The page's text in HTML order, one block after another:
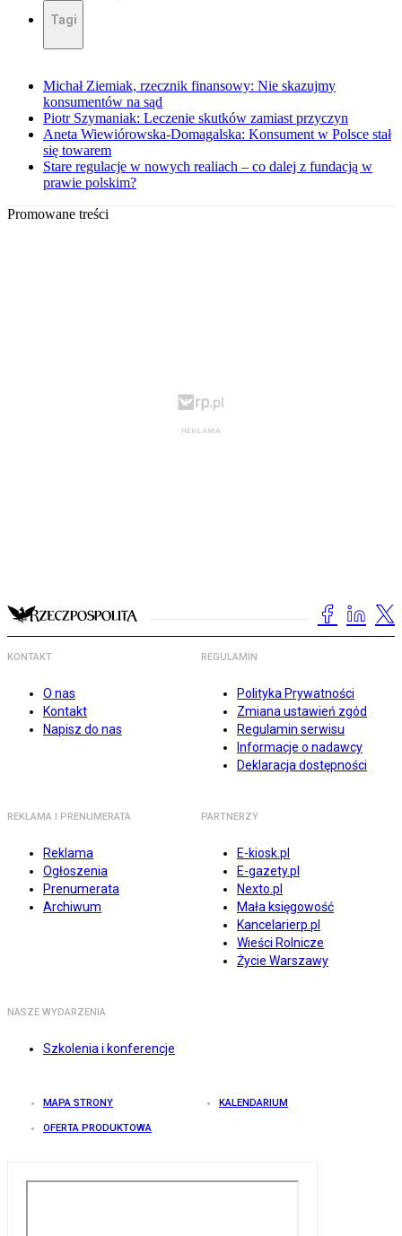
Tagi
Michał Ziemiak, rzecznik finansowy: Nie skazujmy
konsumentów na sąd
Piotr Szymaniak: Leczenie skutków zamiast przyczyn
Aneta Wiewiórowska-Domagalska: Konsument w Polsce stał
się towarem
Stare regulacje w nowych realiach – co dalej z fundacją w
prawie polskim?
Promowane treści
KONTAKT
O nas
Kontakt
Napisz do nas
REGULAMIN
Polityka Prywatności
Zmiana ustawień zgód
Regulamin serwisu
Informacje o nadawcy
Deklaracja dostępności
REKLAMA I PRENUMERATA
Reklama
Ogłoszenia
Prenumerata
Archiwum
PARTNERZY
E-kiosk.pl
E-gazety.pl
Nexto.pl
Mała księgowość
Kancelarierp.pl
Wieści Rolnicze
Życie Warszawy
NASZE WYDARZENIA
Szkolenia i konferencje
MAPA STRONY KALENDARIUM
OFERTA PRODUKTOWA